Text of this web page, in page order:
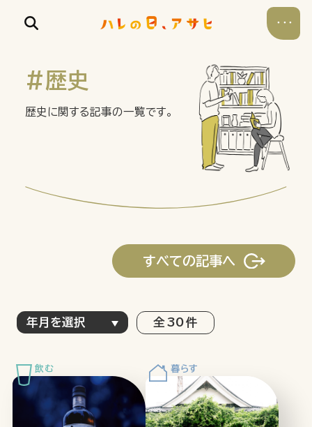
考える
特集記事 連載 アサヒの人 歴史
夏のビール特集2025 ビール
#歴史
歴史に関する記事の一覧です。
全 30 件
すべての記事へ